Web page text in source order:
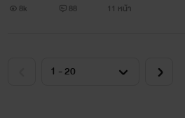
8k 88 11 หน้า